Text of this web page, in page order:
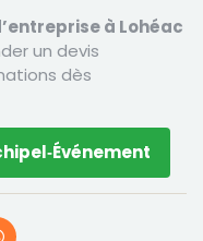
à Lohéac
un devis
dès